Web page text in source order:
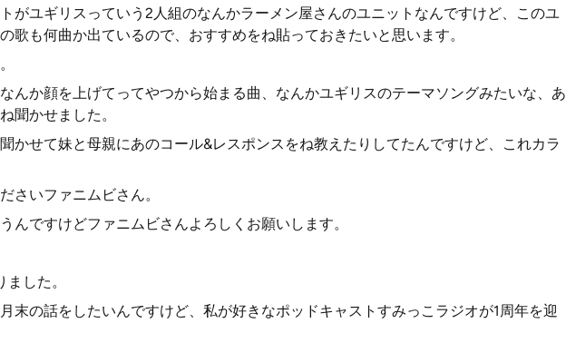
がユギリスっていう2人組のなんかラーメン屋さんのユニットなんですけど、このユ
歌も何曲か出ているので、おすすめをね貼っておきたいと思います。
んか顔を上げてってやつから始まる曲、なんかユギリスのテーマソングみたいな、あ
聞かせました。
かせて妹と母親にあのコール&レスポンスをね教えたりしてたんですけど、これカラ
さいファニムビさん。
んですけどファニムビさんよろしくお願いします。
した。
末の話をしたいんですけど、私が好きなポッドキャストすみっこラジオが1周年を迎